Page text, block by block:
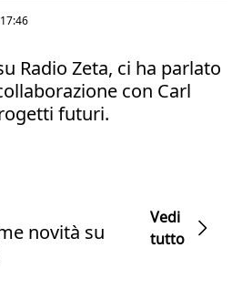
17:46
Radio Zeta, ci ha parlato
con Carl
futuri.
novità su
Vedi
tutto